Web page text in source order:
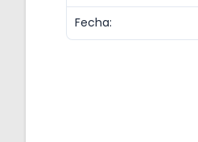
Fecha: